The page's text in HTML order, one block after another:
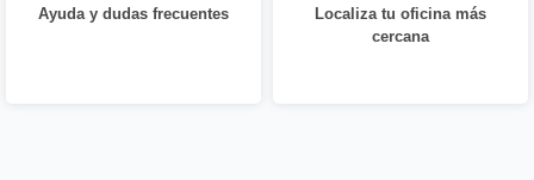
Ayuda y dudas frecuentes
Localiza tu oficina más
cercana